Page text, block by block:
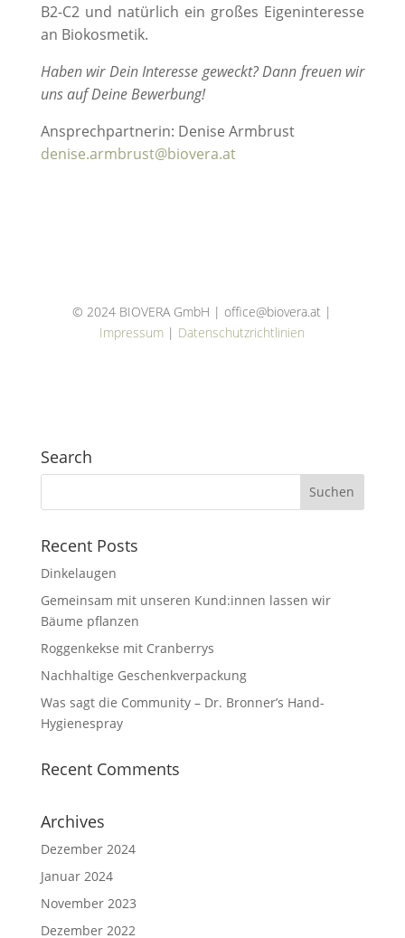
B2-C2 und natürlich ein großes Eigeninteresse
an Biokosmetik.
Haben wir Dein Interesse geweckt? Dann freuen wir
uns auf Deine Bewerbung!
Ansprechpartnerin: Denise Armbrust
denise.armbrust@biovera.at
© 2024 BIOVERA GmbH | office@biovera.at |
Impressum | Datenschutzrichtlinien
Search
Recent Posts
Dinkelaugen
Gemeinsam mit unseren Kund:innen lassen wir
Bäume pflanzen
Roggenkekse mit Cranberrys
Nachhaltige Geschenkverpackung
Was sagt die Community – Dr. Bronner’s Hand-
Hygienespray
Recent Comments
Archives
Dezember 2024
Januar 2024
November 2023
Dezember 2022